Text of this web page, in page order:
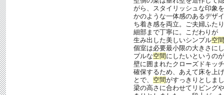
がら、スタイリッシュな印象
かのような一体感のあるデザ
ち着き感を両立。ご夫婦ふた
細部まで丁寧に。こだわりが
生み出した美しいシンプル空間
個室は必要最小限の大きさに
プルな空間 にしたいというの
壁に囲まれたクローズドキッ
確保するため、あえて床を上
とで、 空間がすっきりとしま
梁の高さに合わせてリビング